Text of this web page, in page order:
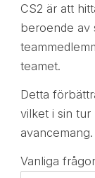
CS2 är att
beroende av
teamet.
Detta
vilket i sin
avancemang.
Vanliga